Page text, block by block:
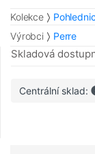
Kolekce
Výrobci
Perre
Skladová
Centrální sklad: